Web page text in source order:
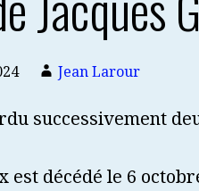
Jean Larour
successivement
est décédé le 6